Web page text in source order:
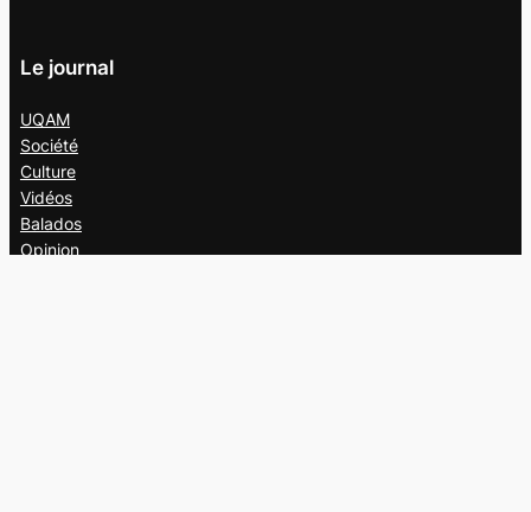
Le journal
UQAM
Société
Culture
Vidéos
Balados
Opinion